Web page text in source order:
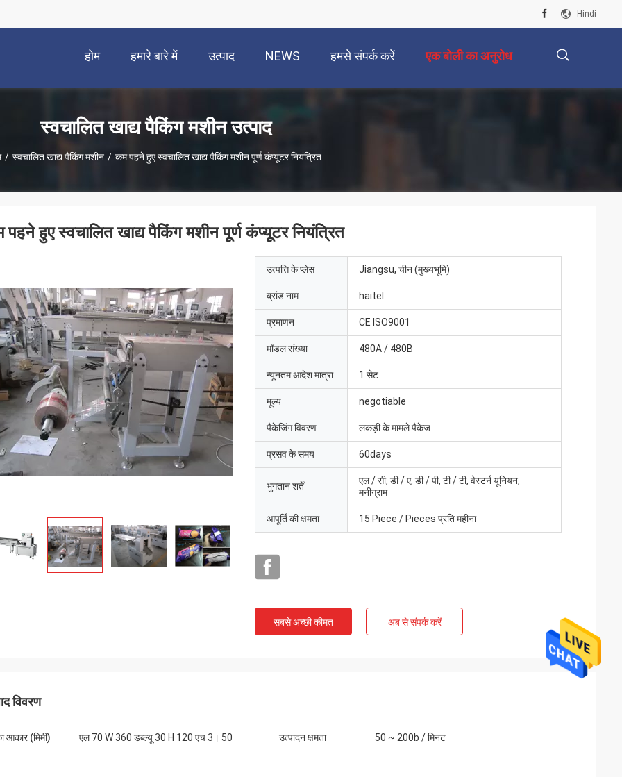
Hindi
होम हमारे बारे में उत्पाद NEWS हमसे संपर्क करें एक बोली का अनुरोध
स्वचालित खाद्य पैकिंग मशीन उत्पाद
/ स्वचालित खाद्य पैकिंग मशीन / कम पहने हुए स्वचालित खाद्य पैकिंग मशीन पूर्ण कंप्यूटर नियंत्रित
हुए स्वचालित खाद्य पैकिंग मशीन पूर्ण कंप्यूटर नियंत्रित
उत्पत्ति के प्लेस Jiangsu, चीन (मुख्यभूमि)
ब्रांड नाम haitel
प्रमाणन CE ISO9001
मॉडल संख्या 480A / 480B
न्यूनतम आदेश मात्रा 1 सेट
मूल्य negotiable
पैकेजिंग विवरण लकड़ी के मामले पैकेज
प्रसव के समय 60days
भुगतान शर्तें
एल / सी, डी / ए, डी / पी, टी / टी, वेस्टर्न यूनियन,
मनीग्राम
आपूर्ति की क्षमता 15 Piece / Pieces प्रति महीना
सबसे अच्छी कीमत अब से संपर्क करें
विवरण
आकार (मिमी) एल 70 W 360 डब्ल्यू 30 H 120 एच 3। 50 उत्पादन क्षमता 50 ~ 200b / मिनट